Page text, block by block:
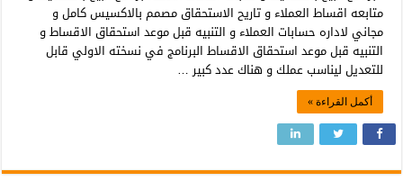
متابعه اقساط العملاء و تاريح الاستحقاق مصمم بالاكسيس كامل و
مجاني لاداره حسابات العملاء و التنبيه قبل موعد استحقاق الاقساط و
التنبيه قبل موعد استحقاق الاقساط البرنامج في نسخته الاولي قابل
للتعديل ليناسب عملك و هناك عدد كبير …
أكمل القراءة »